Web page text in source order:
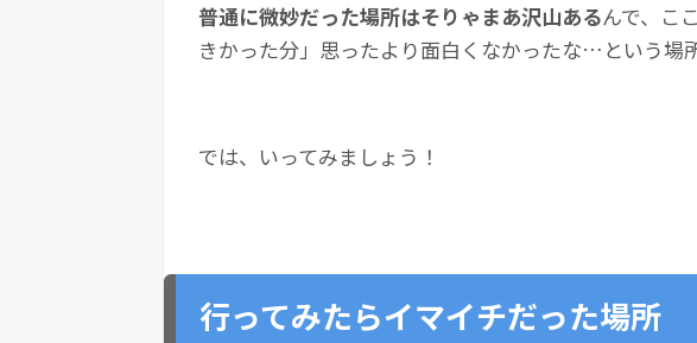
普通に微妙だった場所はそりゃまあ沢山あるんで、こ
きかった分」思ったより面白くなかったな…という場
では、いってみましょう！
行ってみたらイマイチだった場所